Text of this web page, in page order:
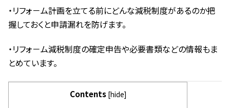
・リフォ－ム計画を立てる前にどんな減税制度があるのか把
握しておくと申請漏れを防げます。
・リフォ－ム減税制度の確定申告や必要書類などの情報もま
とめています。
Contents [hide]